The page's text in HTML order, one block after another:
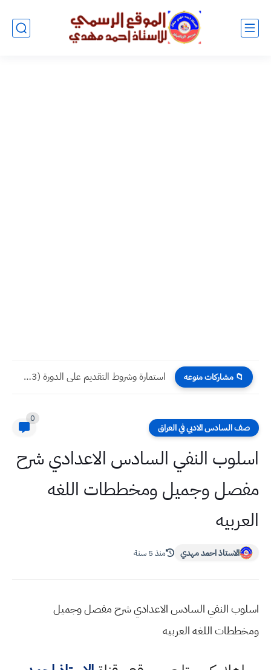
📁 مشاركات منوعه استمارة وشروط التقديم على الدورة (113) الكلية العسكرية الأولى وزارة...
صف السادس الادبي في العراق
0
اسلوب النفي السادس الاعدادي شرح
مفصل وجميل ومخططات اللغه
العربيه
الاستاذ احمد مهدي منذ 5 سنة
اسلوب النفي السادس الاعدادي شرح مفصل وجميل
ومخططات اللغه العربيه